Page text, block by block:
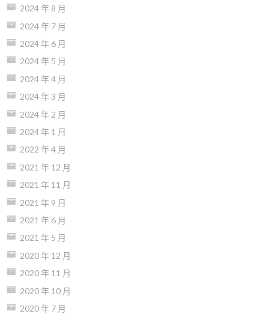
2024 年 8 月
2024 年 7 月
2024 年 6 月
2024 年 5 月
2024 年 4 月
2024 年 3 月
2024 年 2 月
2024 年 1 月
2022 年 4 月
2021 年 12 月
2021 年 11 月
2021 年 9 月
2021 年 6 月
2021 年 5 月
2020 年 12 月
2020 年 11 月
2020 年 10 月
2020 年 7 月